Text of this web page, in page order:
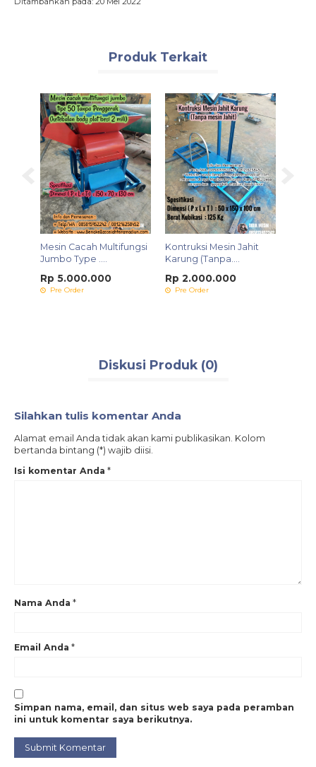
Produk Terkait
Mesin Cacah Multifungsi
Jumbo Type ....
Rp 5.000.000
Pre Order
Kontruksi Mesin Jahit
Karung (Tanpa....
Rp 2.000.000
Pre Order
Diskusi Produk (0)
Silahkan tulis komentar Anda
Alamat email Anda tidak akan kami publikasikan. Kolom
bertanda bintang (*) wajib diisi.
Isi komentar Anda *
Nama Anda *
Email Anda *
Simpan nama, email, dan situs web saya pada peramban
ini untuk komentar saya berikutnya.